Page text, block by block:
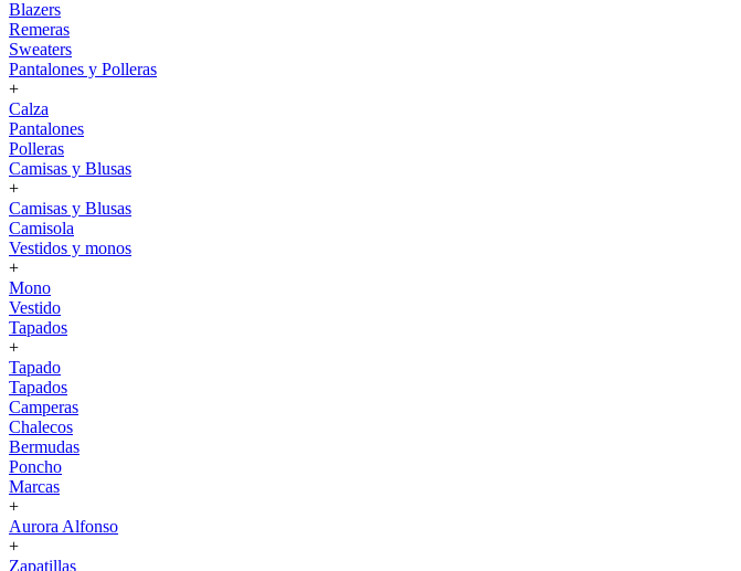
Blazers
Remeras
Sweaters
Pantalones y Polleras
+
Calza
Pantalones
Polleras
Camisas y Blusas
+
Camisas y Blusas
Camisola
Vestidos y monos
+
Mono
Vestido
Tapados
+
Tapado
Tapados
Camperas
Chalecos
Bermudas
Poncho
Marcas
+
Aurora Alfonso
+
Zapatillas